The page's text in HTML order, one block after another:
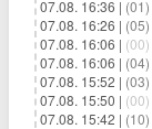
07.08. 16:36 | (01)
07.08. 16:26 | (05)
07.08. 16:06 | (00)
07.08. 16:06 | (04)
07.08. 15:52 | (03)
07.08. 15:50 | (00)
07.08. 15:42 | (10)